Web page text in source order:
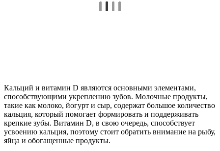
Кальций и витамин D являются основными элементами,
способствующими укреплению зубов. Молочные продукты,
такие как молоко, йогурт и сыр, содержат большое количество
кальция, который помогает формировать и поддерживать
крепкие зубы. Витамин D, в свою очередь, способствует
усвоению кальция, поэтому стоит обратить внимание на рыбу,
яйца и обогащенные продукты.